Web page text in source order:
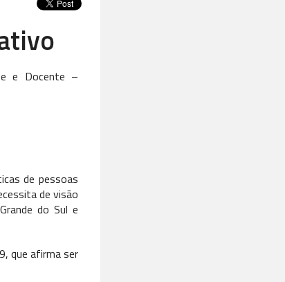
e Docente –
de pessoas
de visão
do Sul e
que afirma ser